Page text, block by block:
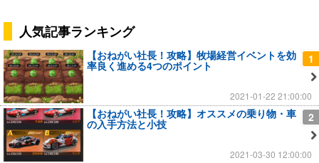
人気記事ランキング
1
【おねがい社長！攻略】牧場経営イベントを効
率良く進める4つのポイント
2021-01-22 21:00:00
2
【おねがい社長！攻略】オススメの乗り物・車
の入手方法と小技
2021-03-30 12:00:00